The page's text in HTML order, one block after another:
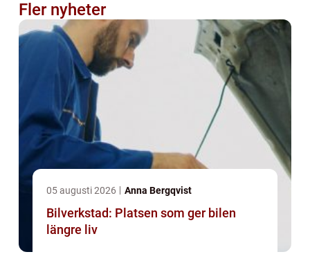
Fler nyheter
05 augusti 2026 Anna Bergqvist
Bilverkstad: Platsen som ger bilen
längre liv